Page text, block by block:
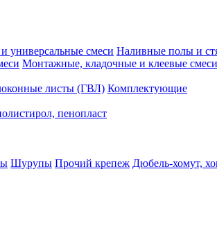
универсальные смеси Наливные полы и
Монтажные, кладочные и клеевые смеси
листы (ГВЛ) Комплектующие
пенопласт
Шурупы Прочий крепеж Дюбель-хомут,